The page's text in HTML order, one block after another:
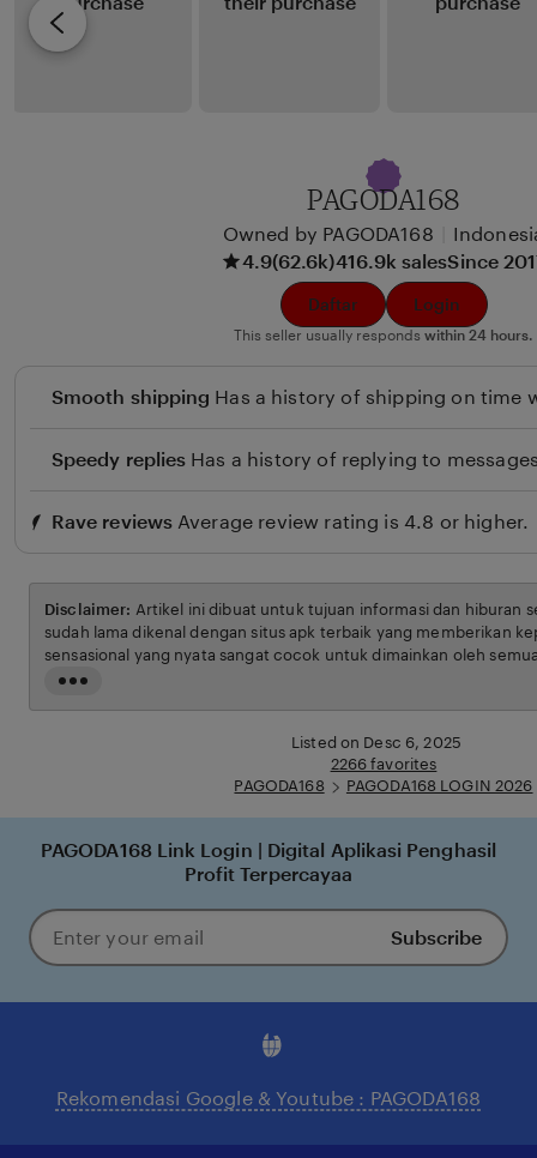
xi
PAGODA168
Owned by PAGODA168
4.9(62.6k)416.9k salesSince
Daftar Login
This seller usually responds within 24 hours.
Smooth shipping Has a history of shipping on time
Speedy replies Has a history of replying to
Rave reviews Average review rating is 4.8 or higher.
Read
the
Disclaimer: Artikel ini dibuat untuk tujuan informasi dan hiburan
sudah lama dikenal dengan situs apk terbaik yang memberikan
sensasional yang nyata sangat cocok untuk dimainkan oleh
syarat dan ketentuan yang berlaku.
Listed on Desc 6, 2025
2266 favorites
PAGODA168
PAGODA168 LOGIN 2026
PAGODA168 Link Login | Digital Aplikasi Penghasil
Profit Terpercayaa
Enter
your
Subscribe
Rekomendasi Google & Youtube : PAGODA168